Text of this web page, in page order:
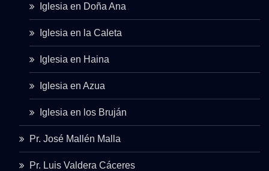
Iglesia en Doña Ana
Iglesia en la Caleta
Iglesia en Haina
Iglesia en Azua
Iglesia en los Bruján
Pr. José Mallén Malla
Pr. Luis Valdera Cáceres